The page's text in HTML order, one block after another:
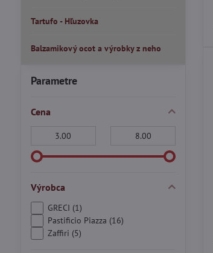
Parametre
Cena
Výrobca
GRECI (1)
Pastificio Piazza (16)
Zaffiri (5)
Tartufo - Hľuzovka
Balzamikový ocot a výrobky z neho